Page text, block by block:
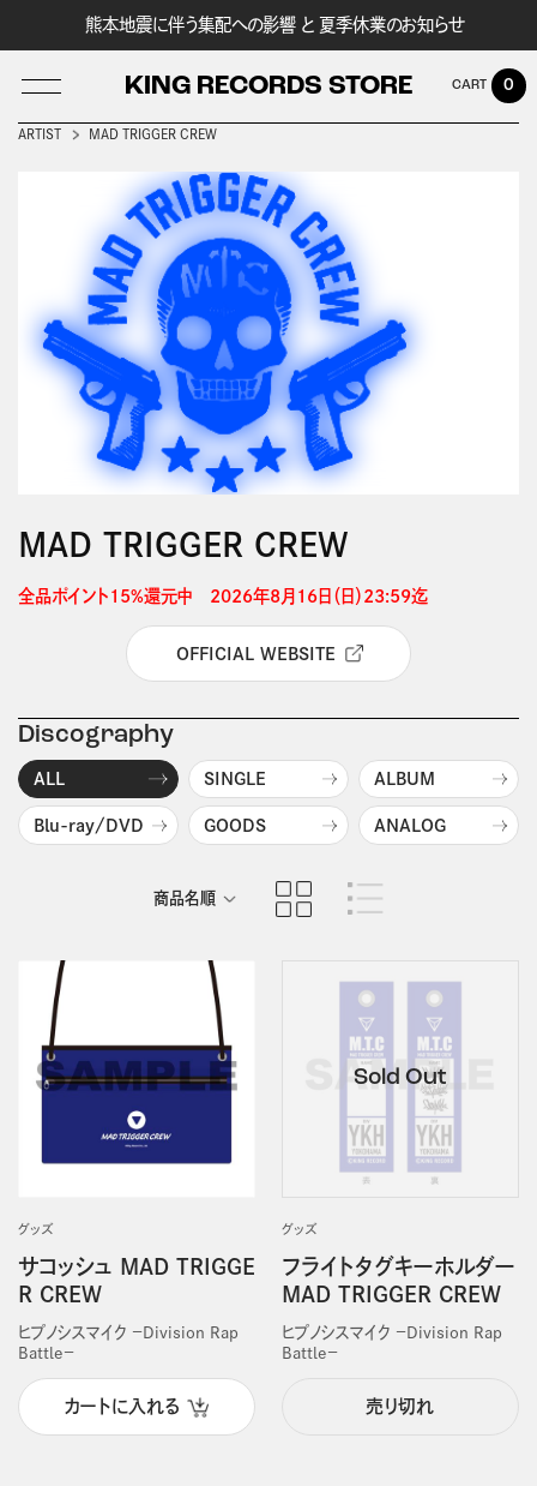
熊本地震に伴う集配への影響 と 夏季休業のお知らせ
KING RECORDS STORE
LOG IN
0
ARTIST MAD TRIGGER CREW
MAD TRIGGER CREW
全品ポイント15%還元中　2026年8月16日（日）23:59迄
OFFICIAL WEBSITE
Discography
ALL SINGLE ALBUM
Blu-ray/DVD GOODS ANALOG
商品名順
グッズ
サコッシュ MAD TRIGGE
R CREW
ヒプノシスマイク －Division Rap
Battle－
カートに入れる
グッズ
フライトタグキーホルダー
MAD TRIGGER CREW
ヒプノシスマイク －Division Rap
Battle－
売り切れ